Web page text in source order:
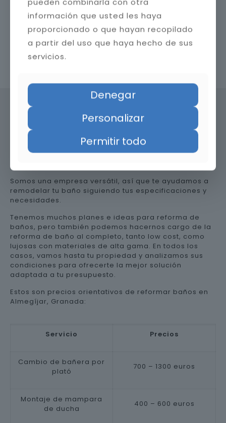
Precio de reformar el baño en
Granada
Somos una empresa versátil, así que te ayudamos a
remodelar tu baño siguiendo tus especificaciones y
necesidades.
Tenemos muchos planes e ideas para reforma de
baños, pero también podemos hacernos cargo de la
reforma de baño al completo, tanto low cost, como
lujosas con materiales de alta gama. En todos los
casos, vamos hasta tu propiedad y analizamos sus
condiciones para ofrecerte la mejor solución
adaptada a tu presupuesto.
Estos son precios orientativos de reformar baños en
Almegíjar, Granada:
Servicio Precios
Cambio de bañera por
plató
700 – 1300 euros
Montaje de mampara
de ducha
400 – 600 euros
información que usted les haya
proporcionado o que hayan recopilado
a partir del uso que haya hecho de sus
servicios.
Denegar
Personalizar
Permitir todo